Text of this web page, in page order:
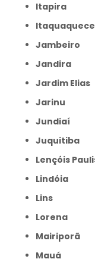
Itapira
Jambeiro
Jandira
Jardim Elias
Jarinu
Jundiaí
Juquitiba
Lençóis
Lindóia
Lins
Lorena
Mairiporã
Mauá